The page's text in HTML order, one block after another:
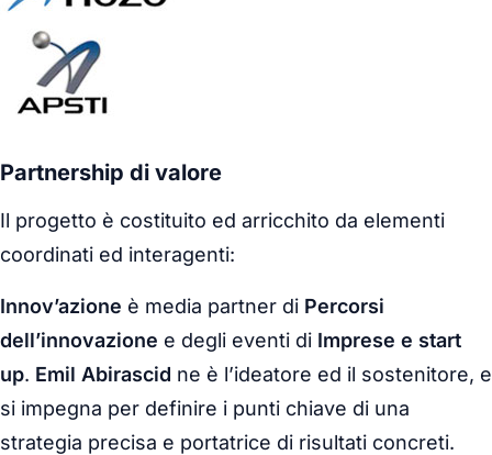
Partnership di valore
Il progetto è costituito ed arricchito da elementi
coordinati ed interagenti:
Innov’azione è media partner di Percorsi
dell’innovazione e degli eventi di Imprese e start
up. Emil Abirascid ne è l’ideatore ed il sostenitore, e
si impegna per definire i punti chiave di una
strategia precisa e portatrice di risultati concreti.